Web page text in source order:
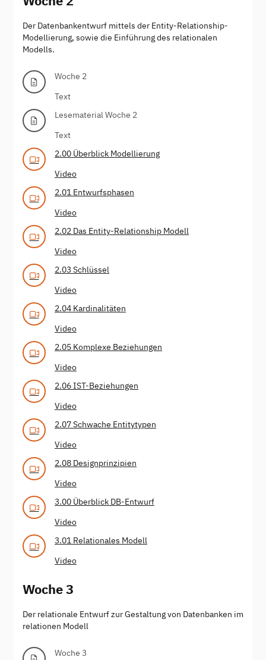
Der Datenbankentwurf mittels der Entity-Relationship-
Modellierung, sowie die Einführung des relationalen
Modells.
Woche 2
Text
Lesematerial Woche 2
Text
2.00 Überblick Modellierung
Video
2.01 Entwurfsphasen
Video
2.02 Das Entity-Relationship Modell
Video
2.03 Schlüssel
Video
2.04 Kardinalitäten
Video
2.05 Komplexe Beziehungen
Video
2.06 IST-Beziehungen
Video
2.07 Schwache Entitytypen
Video
2.08 Designprinzipien
Video
3.00 Überblick DB-Entwurf
Video
3.01 Relationales Modell
Video
Woche 3
Der relationale Entwurf zur Gestaltung von Datenbanken im
relationen Modell
Woche 3